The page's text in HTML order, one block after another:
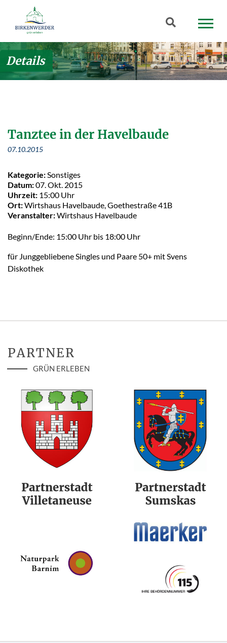
Zum Hauptinhalt springen
Suchbegriff
Details
Tanztee in der Havelbaude
07.10.2015
Kategorie: Sonstiges
Datum:07. Okt. 2015
Uhrzeit: 15:00 Uhr
Ort:Wirtshaus Havelbaude, Goethestraße 41B
Veranstalter:Wirtshaus Havelbaude
Beginn/Ende: 15:00 Uhr bis 18:00 Uhr
für Junggebliebene Singles und Paare 50+ mit Svens
Diskothek
PARTNER
GRÜN ERLEBEN